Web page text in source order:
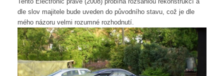
dle slov majitele bude uveden do původního stavu, což je dle
mého názoru velmi rozumné rozhodnutí.